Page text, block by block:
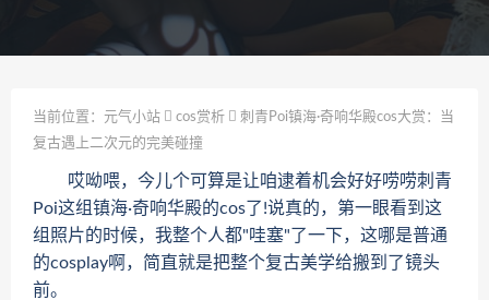
当前位置： 元气小站 cos赏析
刺青Poi镇海·奇响华殿cos大赏：当
复古遇上二次元的完美碰撞
哎呦喂，今儿个可算是让咱逮着机会好好唠唠刺青
Poi这组镇海·奇响华殿的cos了!说真的，第一眼看到这
组照片的时候，我整个人都"哇塞"了一下，这哪是普通
的cosplay啊，简直就是把整个复古美学给搬到了镜头
前。